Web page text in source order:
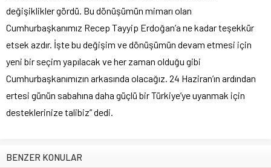
değişiklikler gördü. Bu dönüşümün mimarı olan
Cumhurbaşkanımız Recep Tayyip Erdoğan’a ne kadar teşekkür
etsek azdır. İşte bu değişim ve dönüşümün devam etmesi için
yeni bir seçim yapılacak ve her zaman olduğu gibi
Cumhurbaşkanımızın arkasında olacağız. 24 Haziran’ın ardından
ertesi günün sabahına daha güçlü bir Türkiye’ye uyanmak için
desteklerinize talibiz” dedi.
BENZER KONULAR